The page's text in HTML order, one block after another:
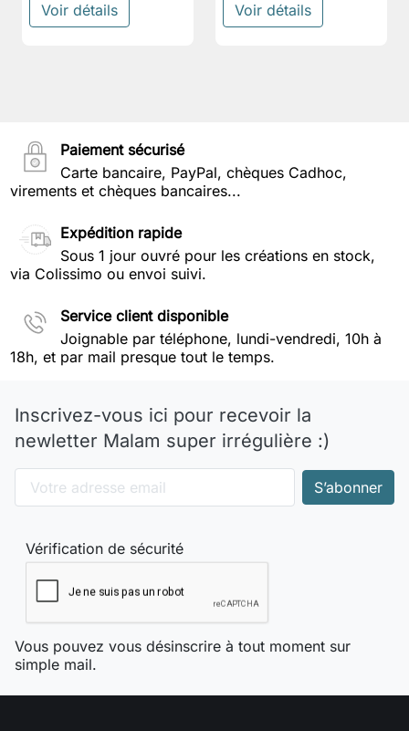
Voir détails Voir détails
Paiement sécurisé
Carte bancaire, PayPal, chèques Cadhoc,
virements et chèques bancaires...
Expédition rapide
Sous 1 jour ouvré pour les créations en stock,
via Colissimo ou envoi suivi.
Service client disponible
Joignable par téléphone, lundi-vendredi, 10h à
18h, et par mail presque tout le temps.
Inscrivez-vous ici pour recevoir la
newletter Malam super irrégulière :)
Vérification de sécurité
Vous pouvez vous désinscrire à tout moment sur
simple mail.